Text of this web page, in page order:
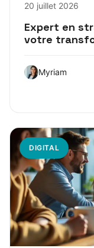
20 juillet 2026
Expert en
votre
Myriam
DIGITAL